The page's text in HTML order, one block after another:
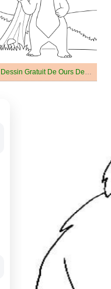
Dessin Gratuit De Ours Debout